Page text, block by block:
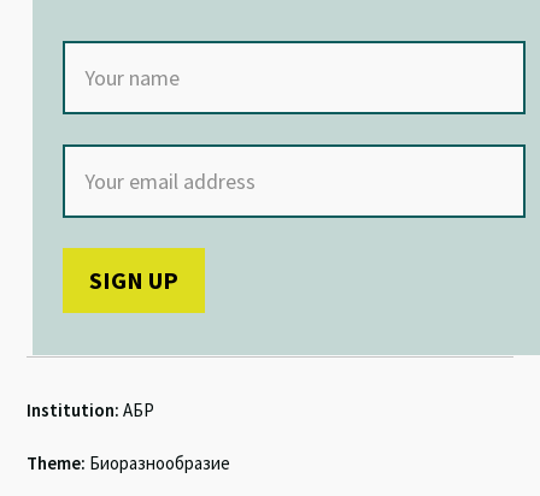
Institution: АБР
Theme: Биоразнообразие